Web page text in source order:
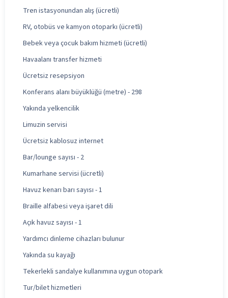
Tren istasyonundan alış (ücretli)
RV, otobüs ve kamyon otoparkı (ücretli)
Bebek veya çocuk bakım hizmeti (ücretli)
Havaalanı transfer hizmeti
Ücretsiz resepsiyon
Konferans alanı büyüklüğü (metre) - 298
Yakında yelkencilik
Limuzin servisi
Ücretsiz kablosuz internet
Bar/lounge sayısı - 2
Kumarhane servisi (ücretli)
Havuz kenarı barı sayısı - 1
Braille alfabesi veya işaret dili
Açık havuz sayısı - 1
Yardımcı dinleme cihazları bulunur
Yakında su kayağı
Tekerlekli sandalye kullanımına uygun otopark
Tur/bilet hizmetleri